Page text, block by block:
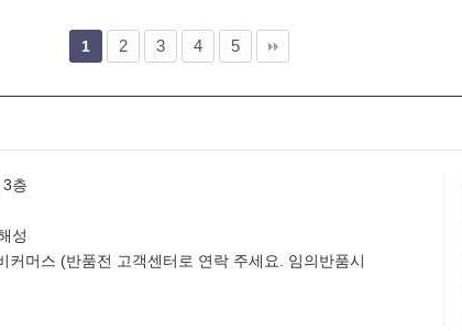
1 2 3 4 5
층
성
머스 (반품전 고객센터로 연락 주세요. 임의반품시